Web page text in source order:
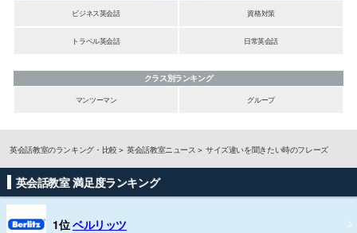
ビジネス英会話
資格対策
トラベル英会話 日常英会話
クラス別ランキング
マンツーマン
グループ
英会話教室のランキング・比較 英会話教室ニュース サイズ違いを聞きたい時のフレーズ
英会話教室 満足度ランキング
1位ベルリッツ